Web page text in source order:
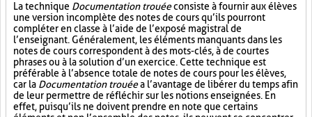
La technique Documentation trouéeconsiste à fournir aux élèves
une version incomplète des notes de cours qu’ils pourront
compléter en classe à l’aide de l’exposé magistral de
l’enseignant. Généralement, les éléments manquants dans les
notes de cours correspondent à des mots-clés, à de courtes
phrases ou à la solution d’un exercice. Cette technique est
préférable à l’absence totale de notes de cours pour les élèves,
car la Documentation trouéea l’avantage de libérer du temps afin
de leur permettre de réfléchir sur les notions enseignées. En
effet, puisqu’ils ne doivent prendre en note que certains